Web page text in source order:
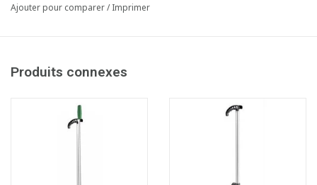
Ajouter pour comparer/Imprimer
Produits connexes